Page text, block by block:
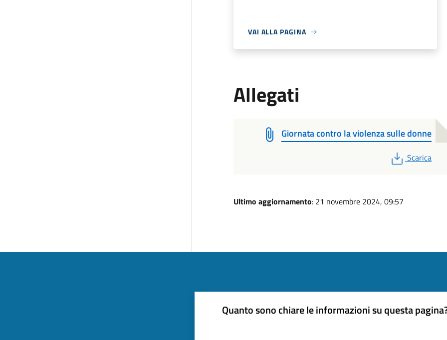
VAI ALLA PAGINA
Allegati
Giornata contro la violenza sulle donne
PDF
Scarica
Ultimo aggiornamento: 21 novembre 2024, 09:57
Quanto sono chiare le informazioni su questa